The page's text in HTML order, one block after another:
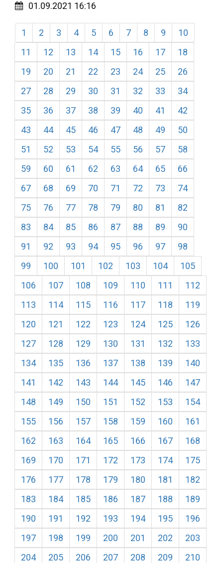
01.09.2021 16:16
1 2 3 4 5 6 7 8 9
10
11
12 13 14 15 16 17
18
19
20 21 22 23 24 25
26
27
28 29 30 31 32 33
34
35
36 37 38 39 40 41
42
43
44 45 46 47 48 49
50
51
52 53 54 55 56 57
58
59
60 61 62 63 64 65
66
67
68 69 70 71 72 73
74
75
76 77 78 79 80 81
82
83
84 85 86 87 88 89
90
91
92 93 94 95 96 97
98
99
100 101 102 103 104
105
106
107 108 109 110 111
112
113
114 115 116 117 118
119
120
121 122 123 124 125
126
127
128 129 130 131 132
133
134
135 136 137 138 139
140
141
142 143 144 145 146
147
148
149 150 151 152 153
154
155
156 157 158 159 160
161
162
163 164 165 166 167
168
169
170 171 172 173 174
175
176
177 178 179 180 181
182
183
184 185 186 187 188
189
190
191 192 193 194 195
196
197
198 199 200 201 202
203
204
205 206 207 208 209
210